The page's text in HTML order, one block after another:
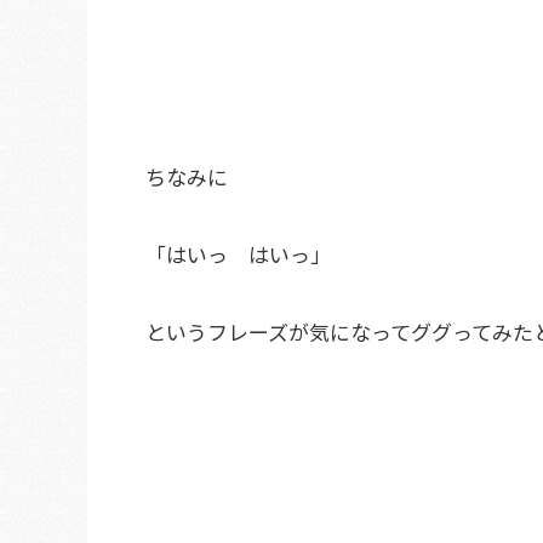
ちなみに
「はいっ はいっ」
というフレーズが気になってググってみた